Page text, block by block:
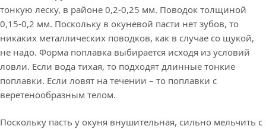
тонкую леску, в районе 0,2-0,25 мм. Поводок толщиной
0,15-0,2 мм. Поскольку в окуневой пасти нет зубов, то
никаких металлических поводков, как в случае со щукой,
не надо. Форма поплавка выбирается исходя из условий
ловли. Если вода тихая, то подходят длинные тонкие
поплавки. Если ловят на течении – то поплавки с
веретенообразным телом.
Поскольку пасть у окуня внушительная, сильно мельчить с